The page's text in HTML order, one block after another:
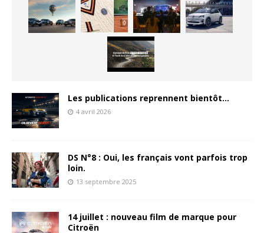
Les publications reprennent bientôt…
4 avril 2026
DS N°8 : Oui, les français vont parfois trop
loin.
13 septembre 2025
14 juillet : nouveau film de marque pour
Citroën